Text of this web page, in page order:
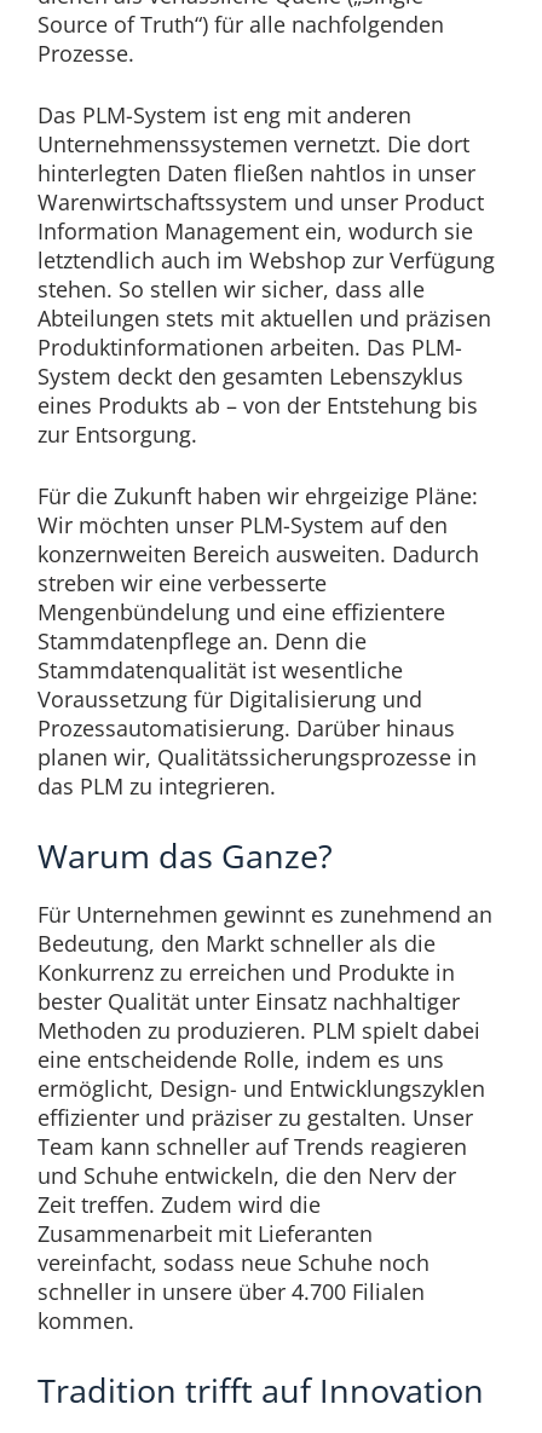
Source of Truth“) für alle nachfolgenden
Prozesse.
Das PLM-System ist eng mit anderen
Unternehmenssystemen vernetzt. Die dort
hinterlegten Daten fließen nahtlos in unser
Warenwirtschaftssystem und unser Product
Information Management ein, wodurch sie
letztendlich auch im Webshop zur Verfügung
stehen. So stellen wir sicher, dass alle
Abteilungen stets mit aktuellen und präzisen
Produktinformationen arbeiten. Das PLM-
System deckt den gesamten Lebenszyklus
eines Produkts ab – von der Entstehung bis
zur Entsorgung.
Für die Zukunft haben wir ehrgeizige Pläne:
Wir möchten unser PLM-System auf den
konzernweiten Bereich ausweiten. Dadurch
streben wir eine verbesserte
Mengenbündelung und eine effizientere
Stammdatenpflege an. Denn die
Stammdatenqualität ist wesentliche
Voraussetzung für Digitalisierung und
Prozessautomatisierung. Darüber hinaus
planen wir, Qualitätssicherungsprozesse in
das PLM zu integrieren.
Warum das Ganze?
Für Unternehmen gewinnt es zunehmend an
Bedeutung, den Markt schneller als die
Konkurrenz zu erreichen und Produkte in
bester Qualität unter Einsatz nachhaltiger
Methoden zu produzieren. PLM spielt dabei
eine entscheidende Rolle, indem es uns
ermöglicht, Design- und Entwicklungszyklen
effizienter und präziser zu gestalten. Unser
Team kann schneller auf Trends reagieren
und Schuhe entwickeln, die den Nerv der
Zeit treffen. Zudem wird die
Zusammenarbeit mit Lieferanten
vereinfacht, sodass neue Schuhe noch
schneller in unsere über 4.700 Filialen
kommen.
Tradition trifft auf Innovation